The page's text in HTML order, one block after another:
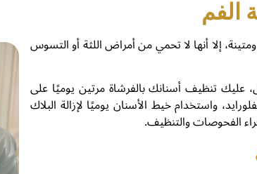
إلا أنها لا تحمي من أمراض اللثة أو التسوس
تنظيف أسنانك بالفرشاة مرتين يوميًا على
واستخدام خيط الأسنان يوميًا لإزالة البلاك
الفحوصات والتنظيف.